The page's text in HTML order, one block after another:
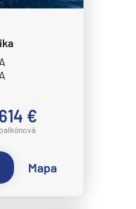
614 €
balkónová
Mapa